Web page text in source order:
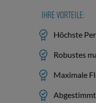
Ihre Vorteile:
Höchste
Robustes
Maximale